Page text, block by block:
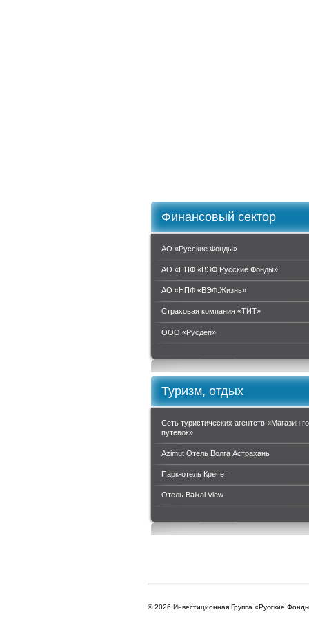
Финансовый сектор
АО «Русские Фонды»
АО «НПФ «ВЭФ.Русские Фонды»
АО «НПФ «ВЭФ.Жизнь»
Страховая компания «ТИТ»
ООО «Руcдеп»
Туризм, отдых
Сеть туристических агентств «Магазин
путевок»
Azimut Отель Волга Астрахань
Парк-отель Кречет
Отель Baikal View
© 2026 Инвестиционная Группа «Русские